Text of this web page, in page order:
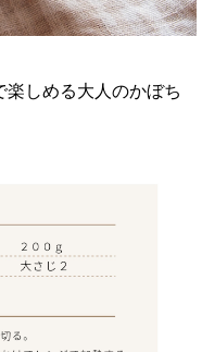
しめる大人のかぼち